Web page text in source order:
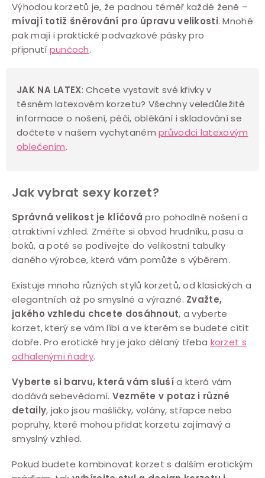
Výhodou korzetů je, že padnou téměř každé ženě –
mívají totiž šněrování pro úpravu velikosti. Mnohé
pak mají i praktické podvazkové pásky pro
připnutí punčoch.
JAK NA LATEX: Chcete vystavit své křivky v
těsném latexovém korzetu? Všechny veledůležité
informace o nošení, péči, oblékání i skladování se
dočtete v našem vychytanémprůvodci latexovým
oblečením.
Jak vybrat sexy korzet?
Správná velikost je klíčová pro pohodlné nošení a
atraktivní vzhled. Změřte si obvod hrudníku, pasu a
boků, a poté se podívejte do velikostní tabulky
daného výrobce, která vám pomůže s výběrem.
Existuje mnoho různých stylů korzetů, od klasických a
elegantních až po smyslné a výrazné. Zvažte,
jakého vzhledu chcete dosáhnout, a vyberte
korzet, který se vám líbí a ve kterém se budete cítit
dobře. Pro erotické hry je jako dělaný třeba korzet s
odhalenými ňadry.
Vyberte si barvu, která vám slušía která vám
dodává sebevědomí. Vezměte v potaz i různé
detaily, jako jsou mašličky, volány, střapce nebo
popruhy, které mohou přidat korzetu zajímavý a
smyslný vzhled.
Pokud budete kombinovat korzet s dalším erotickým